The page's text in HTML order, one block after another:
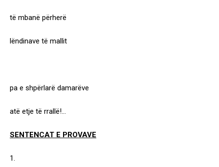
të mbanë përherë
lëndinave të mallit
pa e shpërlarë damarëve
atë etje të rrallë!…
SENTENCAT E PROVAVE
1.